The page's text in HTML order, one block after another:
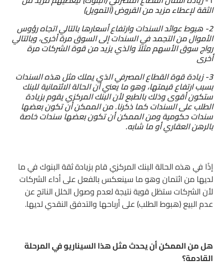
الثقة لإعطاء مزيد من القروض (التمويل)
2- هبوط عوائد السندات وارتفاع أسعارها بالتالي اتجاه رؤوس
الأموال من التجمد في السندات إلى السوق مرة أخرى، وبالتالي
رواج سوق الأسهم مثلاً والذي يزيد من قوة الشركات مرة
أخرى
3- زيادة قوة القطاع المصرفي الذي يملك مثل هذه السندات
بسبب ارتفاع قيمتها، وهو ما يعني أن الحالة الائتمانية للبنك
ستكون أقوى وذلك بالطبع لأن البنك المركزي يقوم بزيادة
الطلب على السندات كما ذكرنا. من الممكن أن تكون بعضها
سندات حكومية ومن الممكن أن تكون بعضها سندات خاصة
بالرهن العقاري أو ما شابه.
إذًا في هذه الحالة البنك المركزي قام بزيادة ثقة البنوك في ما
لديها من ائتمان وهو ما سينعكس بالفعل على أداء الشركات
لأن الشركات ستظل قوية نتيجة لعدم وصول الخلل الناتج عن
عدم البيع (هبوط الطلب) على أرباحها والتدفق النقدي لديها.
هل من الممكن أن يحدث مثل هذا السيناريو في المرحلة
القادمة؟